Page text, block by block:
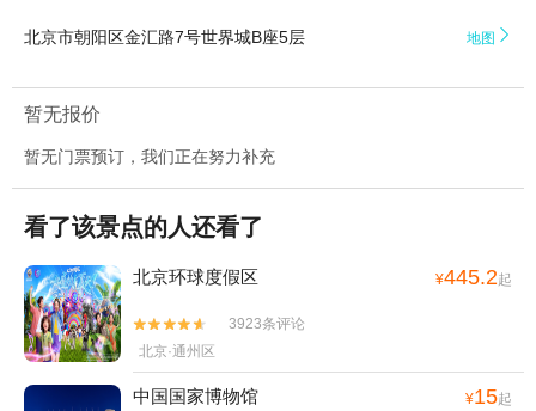
北京市朝阳区金汇路7号世界城B座5层 地图 
暂无报价
暂无门票预订，我们正在努力补充
看了该景点的人还看了
北京环球度假区 ¥445.2起


3923条评论
北京·通州区
中国国家博物馆 ¥15起